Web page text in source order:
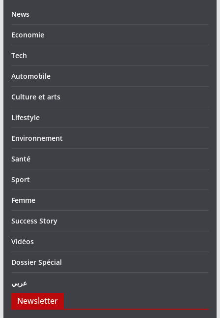
News
Economie
Tech
Automobile
Culture et arts
Lifestyle
Environnement
Santé
Sport
Femme
Success Story
Vidéos
Dossier Spécial
عربي
Newsletter